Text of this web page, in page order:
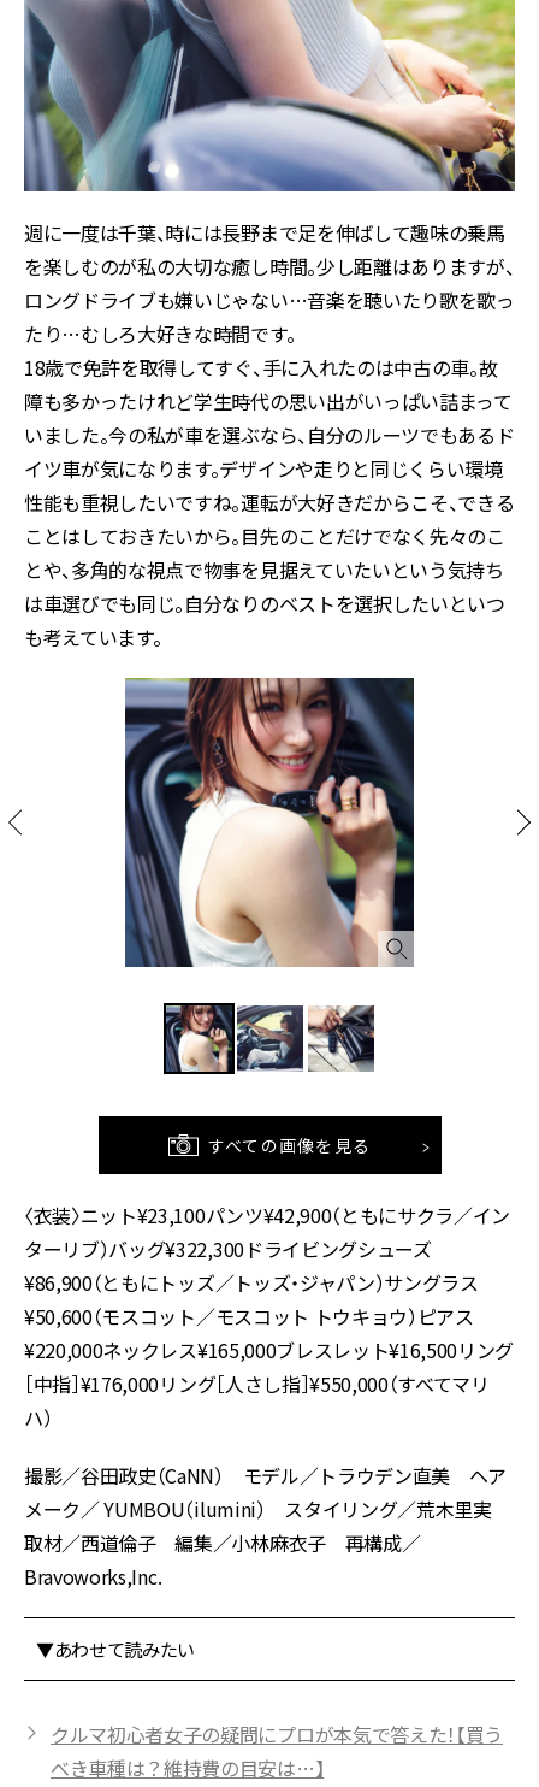
週に一度は千葉、時には長野まで足を伸ばして趣味の乗馬
を楽しむのが私の大切な癒し時間。少し距離はありますが、
ロングドライブも嫌いじゃない…音楽を聴いたり歌を歌っ
たり…むしろ大好きな時間です。
18歳で免許を取得してすぐ、手に入れたのは中古の車。故
障も多かったけれど学生時代の思い出がいっぱい詰まって
いました。今の私が車を選ぶなら、自分のルーツでもあるド
イツ車が気になります。デザインや走りと同じくらい環境
性能も重視したいですね。運転が大好きだからこそ、できる
ことはしておきたいから。目先のことだけでなく先々のこ
とや、多角的な視点で物事を見据えていたいという気持ち
は車選びでも同じ。自分なりのベストを選択したいといつ
も考えています。
すべての画像を見る
〈衣装〉ニット¥23,100パンツ¥42,900（ともにサクラ／イン
ターリブ）バッグ¥322,300ドライビングシューズ
¥86,900（ともにトッズ／トッズ・ジャパン）サングラス
¥50,600（モスコット／モスコット トウキョウ）ピアス
¥220,000ネックレス¥165,000ブレスレット¥16,500リング
［中指］¥176,000リング［人さし指］¥550,000（すべてマリ
ハ）
撮影／谷田政史（CaNN） モデル／トラウデン直美 ヘア
メーク／ YUMBOU（ilumini） スタイリング／荒木里実
取材／西道倫子 編集／小林麻衣子 再構成／
Bravoworks,Inc.
▼あわせて読みたい
クルマ初心者女子の疑問にプロが本気で答えた！【買う
べき車種は？維持費の目安は…】